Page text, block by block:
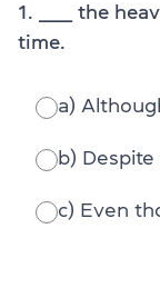
1. ______ the
time.
a)
b) Despite
c) Even